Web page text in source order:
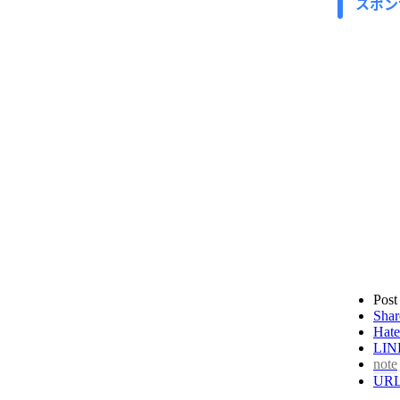
Post
note